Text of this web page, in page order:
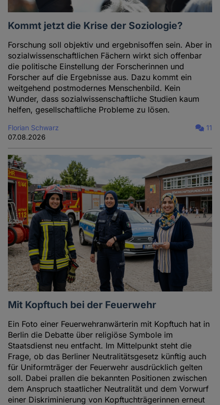
Kommt jetzt die Krise der Soziologie?
Forschung soll objektiv und ergebnisoffen sein. Aber in
sozialwissenschaftlichen Fächern wirkt sich offenbar
die politische Einstellung der Forscherinnen und
Forscher auf die Ergebnisse aus. Dazu kommt ein
weitgehend postmodernes Menschenbild. Kein
Wunder, dass sozialwissenschaftliche Studien kaum
helfen, gesellschaftliche Probleme zu lösen.
Florian Schwarz
07.08.2026
11
Mit Kopftuch bei der Feuerwehr
Ein Foto einer Feuerwehranwärterin mit Kopftuch hat in
Berlin die Debatte über religiöse Symbole im
Staatsdienst neu entfacht. Im Mittelpunkt steht die
Frage, ob das Berliner Neutralitätsgesetz künftig auch
für Uniformträger der Feuerwehr ausdrücklich gelten
soll. Dabei prallen die bekannten Positionen zwischen
dem Anspruch staatlicher Neutralität und dem Vorwurf
einer Diskriminierung von Kopftuchträgerinnen erneut